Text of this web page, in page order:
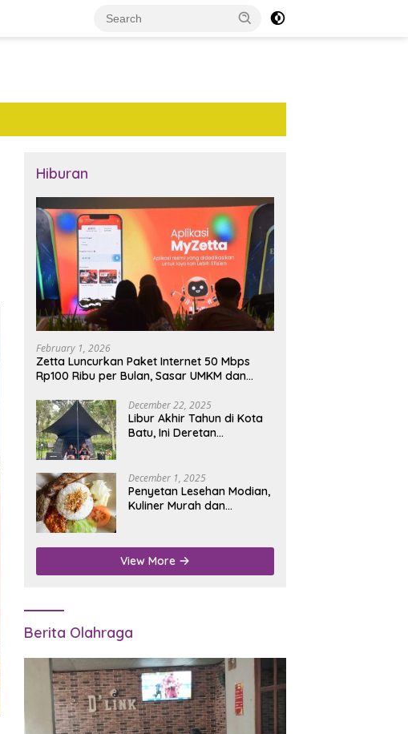
Hiburan
February 1, 2026
Zetta Luncurkan Paket Internet 50 Mbps
Rp100 Ribu per Bulan, Sasar UMKM dan
December 22, 2025
Libur Akhir Tahun di Kota
Batu, Ini Deretan
December 1, 2025
Penyetan Lesehan Modian,
Kuliner Murah dan
Nganjuk
View More
Berita Olahraga